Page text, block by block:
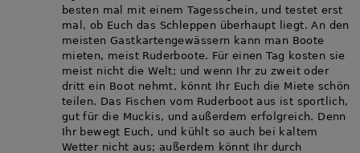
besten mal mit einem Tagesschein, und testet erst
mal, ob Euch das Schleppen überhaupt liegt. An den
meisten Gastkartengewässern kann man Boote
mieten, meist Ruderboote. Für einen Tag kosten sie
meist nicht die Welt; und wenn Ihr zu zweit oder
dritt ein Boot nehmt, könnt Ihr Euch die Miete schön
teilen. Das Fischen vom Ruderboot aus ist sportlich,
gut für die Muckis, und außerdem erfolgreich. Denn
Ihr bewegt Euch, und kühlt so auch bei kaltem
Wetter nicht aus; außerdem könnt Ihr durch